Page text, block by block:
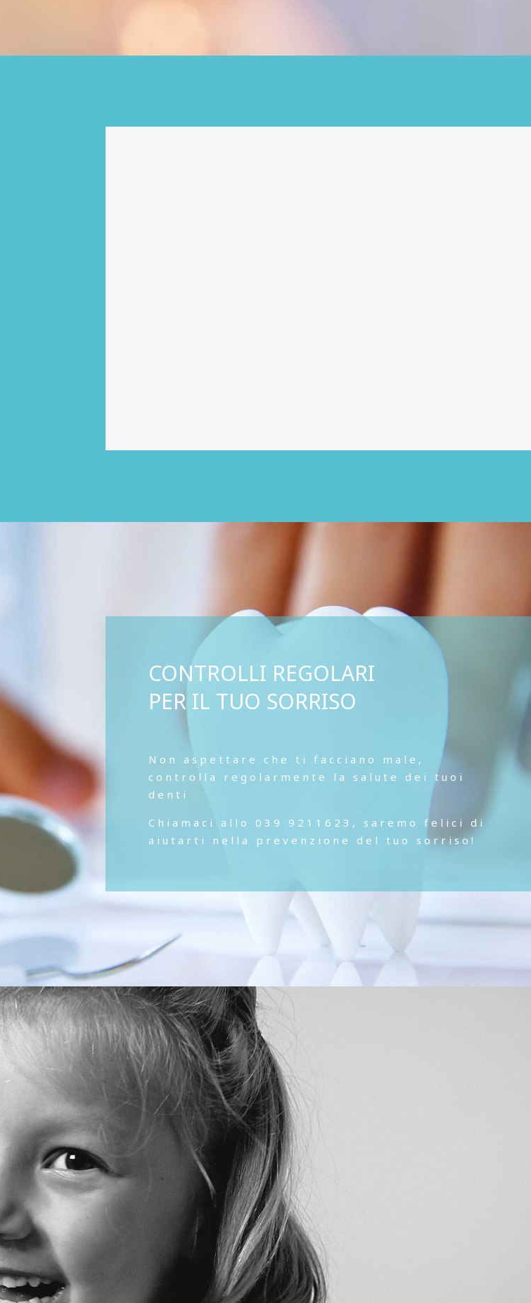
CONTROLLI REGOLARI
PER IL TUO SORRISO
Non aspettare che ti facciano male,
controlla regolarmente la salute dei tuoi
denti
Chiamaci allo 039 9211623, saremo felici di
aiutarti nella prevenzione del tuo sorriso!